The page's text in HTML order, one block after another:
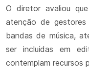
O diretor avaliou
atenção de
bandas de música,
ser incluídas em
contemplam recursos